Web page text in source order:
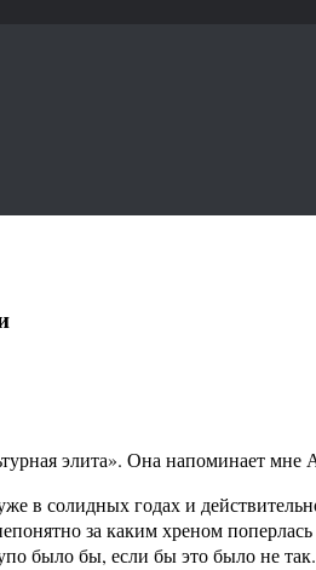
элита». Она напоминает мне
в солидных годах и
за каким хреном
было бы, если бы это было не так.